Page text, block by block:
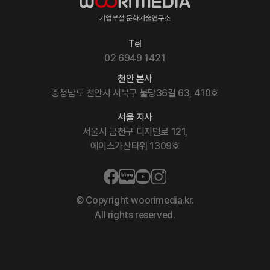
천안 본사
충청남도 천안시 서북구 불당36길 63, 410호
Tel
02 6949 1421
서울 지사
서울시 금천구 디지털로 121,
에이스가산타워 1309호
© Copyright woorimedia.kr.
All rights reserved.